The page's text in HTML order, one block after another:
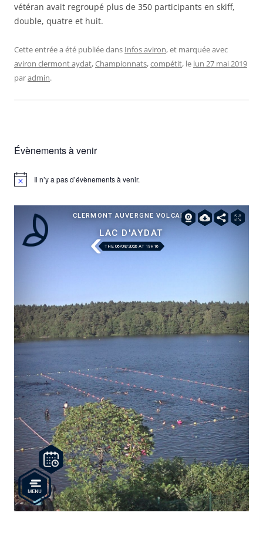
vétéran avait regroupé plus de 350 participants en skiff,
double, quatre et huit.
Cette entrée a été publiée dans Infos aviron, et marquée avec
aviron clermont aydat,Championnats,compétit, le lun 27 mai 2019
paradmin.
Évènements à venir
Notice Il n’y a pas d’évènements à venir.